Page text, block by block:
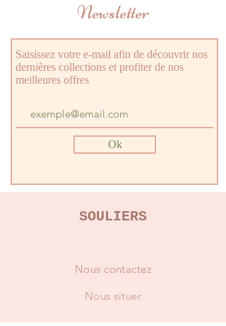
Semelle int. : Cuir
Semelle ext. : Caoutchouc
Newsletter
Saisissez votre e-mail afin de découvrir nos
dernières collections et profiter de nos
meilleures offres
Ok
SOULIERS
Nous contactez
Nous situer